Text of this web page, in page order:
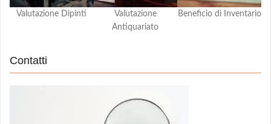
Valutazione Dipinti
Valutazione
Antiquariato
Beneficio di Inventario
Contatti